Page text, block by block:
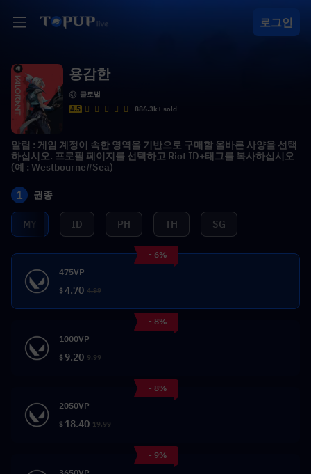
로그인
용감한
글로벌
4.5
886.3k+ sold
알림 : 게임 계정이 속한 영역을 기반으로 구매할 올바른 사양을 선택
하십시오. 프로필 페이지를 선택하고 Riot ID+태그를 복사하십시오
(예 : Westbourne#Sea)
1 권종
MY ID PH TH SG
- 6%
475VP
$4.70 4.99
- 8%
1000VP
$9.20 9.99
- 8%
2050VP
$ 18.40 19.99
- 9%